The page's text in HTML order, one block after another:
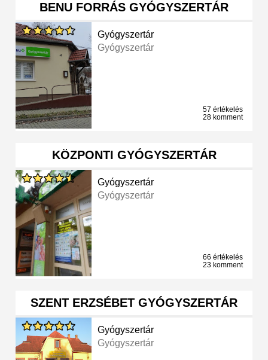
BENU FORRÁS GYÓGYSZERTÁR
Gyógyszertár
Gyógyszertár
57 értékelés
28 komment
KÖZPONTI GYÓGYSZERTÁR
Gyógyszertár
Gyógyszertár
66 értékelés
23 komment
SZENT ERZSÉBET GYÓGYSZERTÁR
Gyógyszertár
Gyógyszertár